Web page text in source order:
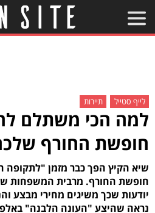
לייף סטייל תיירות
למה הכי משתלם
חופשת החורף
שיא הקיץ הפך כבר מזמן "לתקופה
חופשת החורף. מרבית המשפחות
יודעות שכך משיגים מחירי מבצע
נראה שהיצע "העונה הלבנה"